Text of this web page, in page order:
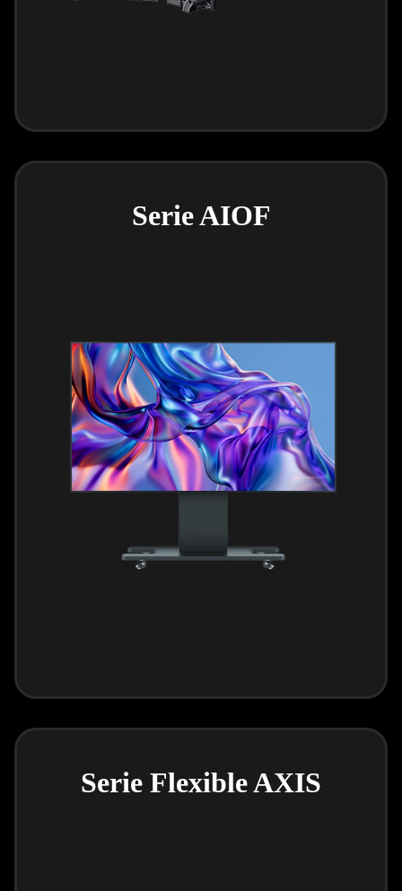
Serie AIOF
Serie Flexible AXIS